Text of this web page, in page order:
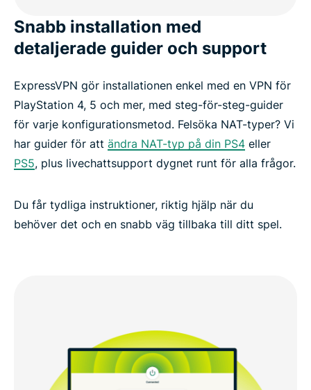
Snabb installation med
detaljerade guider och support
ExpressVPN gör installationen enkel med en VPN för
PlayStation 4, 5 och mer, med steg-för-steg-guider
för varje konfigurationsmetod. Felsöka NAT-typer? Vi
har guider för att ändra NAT-typ på din PS4 eller
PS5, plus livechattsupport dygnet runt för alla frågor.
Du får tydliga instruktioner, riktig hjälp när du
behöver det och en snabb väg tillbaka till ditt spel.